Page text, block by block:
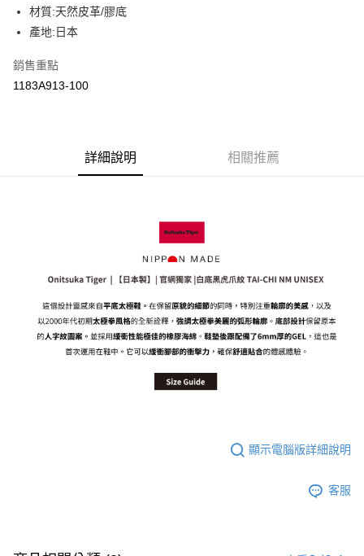
運送方式
每筆NT$80，滿NT$6,000(含以上)免運費
每筆NT$80，滿NT$6,000(含以上)免運費
每筆NT$80，滿NT$6,000(含以上)免運費
付款後7-11取貨
每筆NT$80，滿NT$6,000(含以上)免運費
每筆NT$120，滿NT$6,000(含以上)免運費
材質:天然皮革/膠底
產地:日本
銷售重點
1183A913-100
詳細說明 相關推薦
顯示電腦版詳細說明
客服